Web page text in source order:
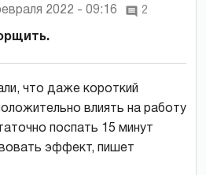
2022 - 09:16 2
что даже короткий
влиять на работу
поспать 15 минут
эффект, пишет